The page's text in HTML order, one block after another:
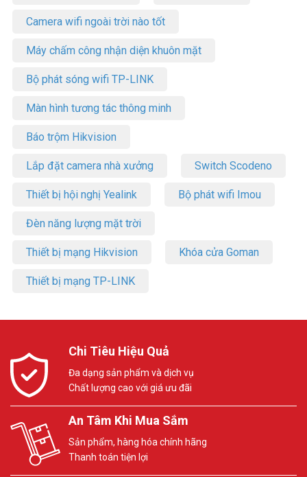
Camera wifi ngoài trời nào tốt
Máy chấm công nhận diện khuôn mặt
Bộ phát sóng wifi TP-LINK
Màn hình tương tác thông minh
Báo trộm Hikvision
Lắp đặt camera nhà xưởng Switch Scodeno
Thiết bị hội nghị Yealink Bộ phát wifi Imou
Đèn năng lượng mặt trời
Thiết bị mạng Hikvision Khóa cửa Goman
Thiết bị mạng TP-LINK
Chi Tiêu Hiệu Quả
Đa dạng sản phẩm và dịch vụ
Chất lượng cao với giá ưu đãi
An Tâm Khi Mua Sắm
Sản phẩm, hàng hóa chính hãng
Thanh toán tiện lợi